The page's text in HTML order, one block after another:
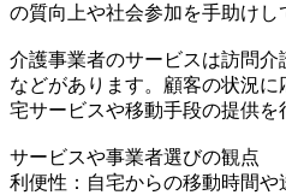
の質向上や社会参加を手助けし
介護事業者のサービスは訪問
などがあります。顧客の状況
宅サービスや移動手段の提供を
サービスや事業者選びの観点
利便性：自宅からの移動時間や